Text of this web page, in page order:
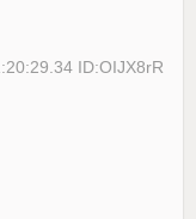
ID:OIJX8rR